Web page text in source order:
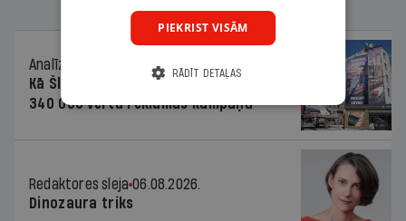
Analīze
Kā Šlesera partija palika nesodīta par
340 000 vērtu reklāmas kampaņu
Redaktores sleja 06.08.2026.
Dinozaura triks
PIEKRIST VISĀM
RĀDĪT DETAĻAS